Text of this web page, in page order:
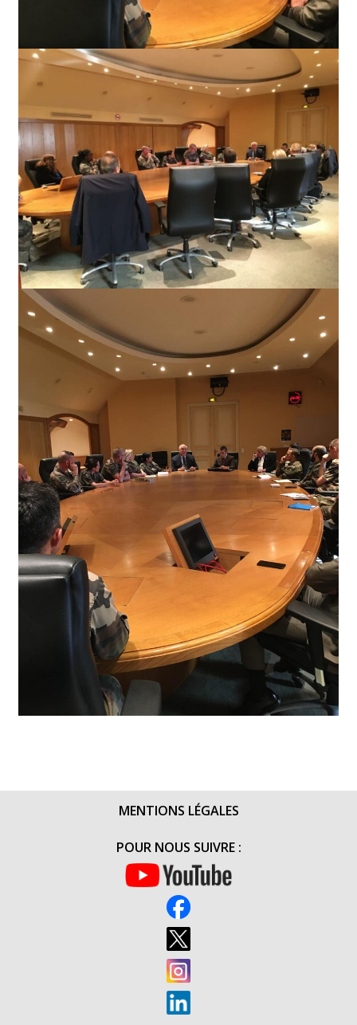
MENTIONS LÉGALES
POUR NOUS SUIVRE :